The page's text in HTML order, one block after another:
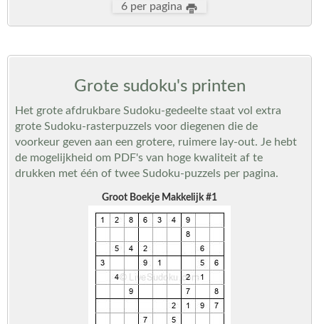
6 per pagina
Grote sudoku's printen
Het grote afdrukbare Sudoku-gedeelte staat vol extra
grote Sudoku-rasterpuzzels voor diegenen die de
voorkeur geven aan een grotere, ruimere lay-out. Je hebt
de mogelijkheid om PDF's van hoge kwaliteit af te
drukken met één of twee Sudoku-puzzels per pagina.
Groot Boekje Makkelijk #1